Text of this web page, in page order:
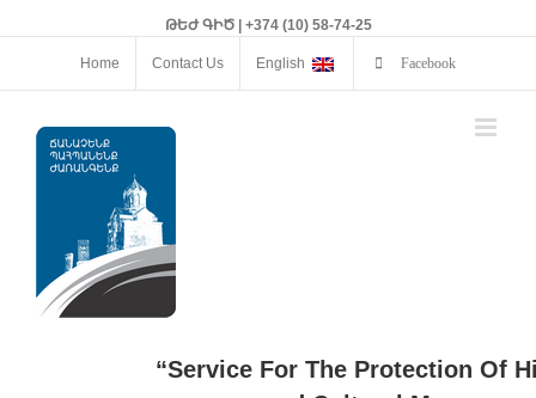
ԹԵԺ ԳԻԾ | +374 (10) 58-74-25
Home Contact Us English Facebook
“Service For The Protection Of